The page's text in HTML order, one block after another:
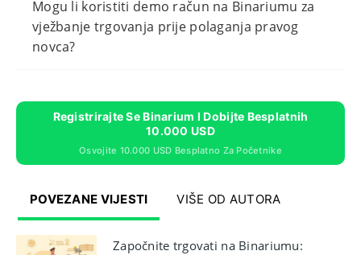
Mogu li koristiti demo račun na Binariumu za
vježbanje trgovanja prije polaganja pravog
novca?
Registrirajte Se Binarium I Dobijte Besplatnih
10.000 USD
Osvojite 10.000 USD Besplatno Za Početnike
POVEZANE VIJESTI VIŠE OD AUTORA
Započnite trgovati na Binariumu: